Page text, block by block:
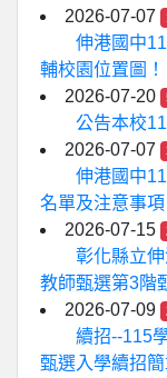
2026-07-07
伸港國中
輔校園位置圖！
2026-07-20
公告本校
2026-07-07
伸港國中
名單及注意事項
2026-07-15
彰化縣立
教師甄選第3階
2026-07-09
續招--115
甄選入學續招簡